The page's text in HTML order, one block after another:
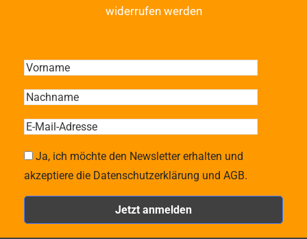
widerrufen werden
Ja, ich möchte den Newsletter erhalten und
akzeptiere die Datenschutzerklärung und AGB.